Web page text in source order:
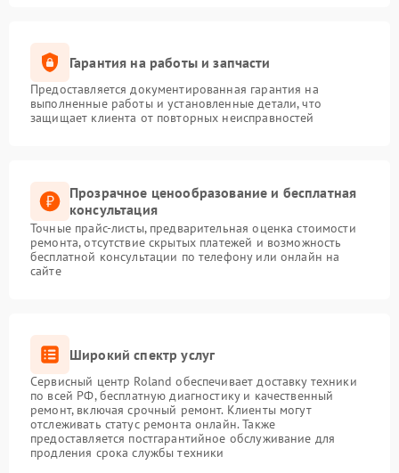
Гарантия на работы и запчасти
Предоставляется документированная гарантия на
выполненные работы и установленные детали, что
защищает клиента от повторных неисправностей
Прозрачное ценообразование и бесплатная
консультация
Точные прайс-листы, предварительная оценка стоимости
ремонта, отсутствие скрытых платежей и возможность
бесплатной консультации по телефону или онлайн на
сайте
Широкий спектр услуг
Сервисный центр Roland обеспечивает доставку техники
по всей РФ, бесплатную диагностику и качественный
ремонт, включая срочный ремонт. Клиенты могут
отслеживать статус ремонта онлайн. Также
предоставляется постгарантийное обслуживание для
продления срока службы техники